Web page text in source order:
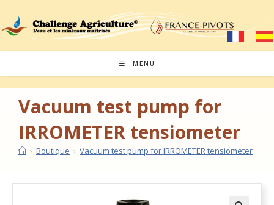
MENU
Vacuum test pump for
IRROMETER tensiometer
› Boutique › Vacuum test pump for IRROMETER tensiometer